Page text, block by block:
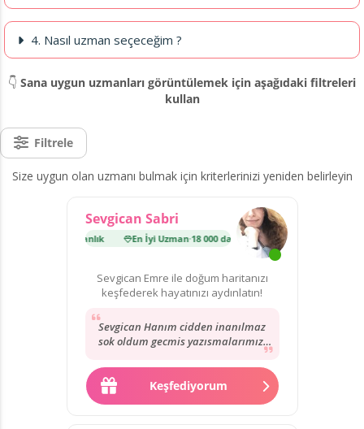
4. Nasıl uzman seçeceğim ?
👇 Sana uygun uzmanları görüntülemek için aşağıdaki filtreleri
kullan
Filtrele
Size uygun olan uzmanı bulmak için kriterlerinizi yeniden belirleyin
Sevgican Sabri
18 000 danışmanlık En İyi Uzman·18 000 danışmanlık
Sevgican Emre ile doğum haritanızı
keşfederek hayatınızı aydınlatın!
Sevgican Hanım cidden inanılmaz
sok oldum gecmis yazısmalarımızı
yasadım. kendisi...
Keşfediyorum